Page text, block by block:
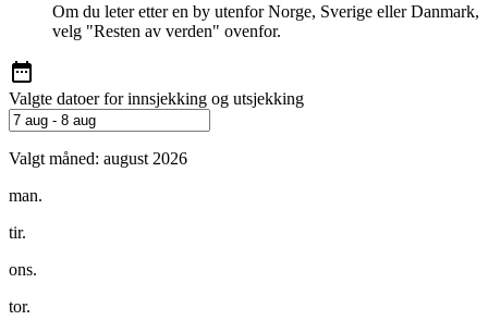
Om du leter etter en by utenfor Norge, Sverige eller Danmark,
velg "Resten av verden" ovenfor.
Valgte datoer for innsjekking og utsjekking
Valgt måned: august 2026
man.
tir.
ons.
tor.